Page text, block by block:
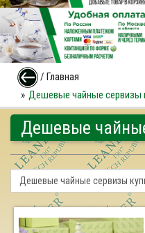
/ Главная
Дешевые чайные сервизы
Дешевые